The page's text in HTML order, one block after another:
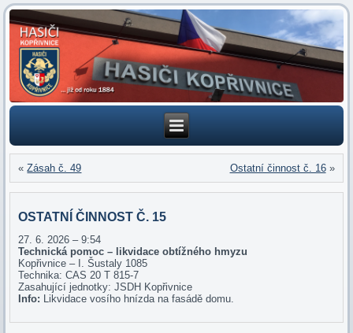
«Zásah č. 49 Ostatní činnost č. 16»
OSTATNÍ ČINNOST Č. 15
27. 6. 2026 – 9:54
Technická pomoc – likvidace obtížného hmyzu
Kopřivnice – I. Šustaly 1085
Technika: CAS 20 T 815-7
Zasahující jednotky: JSDH Kopřivnice
Info: Likvidace vosího hnízda na fasádě domu.